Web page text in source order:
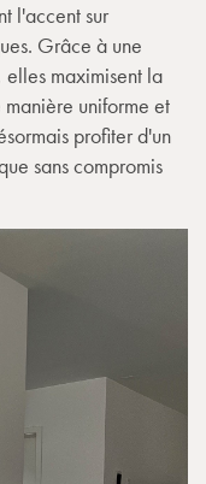
l'accent sur
Grâce à une
maximisent la
uniforme et
profiter d'un
sans compromis